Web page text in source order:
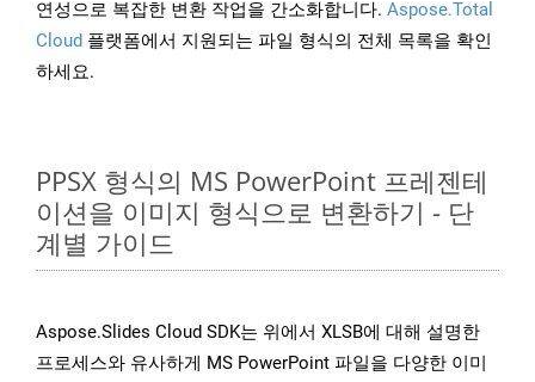
연성으로 복잡한 변환 작업을 간소화합니다. Aspose.Total
Cloud 플랫폼에서 지원되는 파일 형식의 전체 목록을 확인
하세요.
PPSX 형식의 MS PowerPoint 프레젠테
이션을 이미지 형식으로 변환하기 - 단
계별 가이드
Aspose.Slides Cloud SDK는 위에서 XLSB에 대해 설명한
프로세스와 유사하게 MS PowerPoint 파일을 다양한 이미